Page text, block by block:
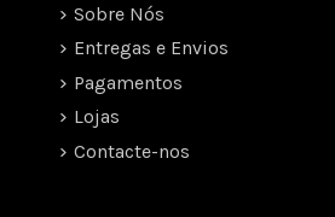
Sobre Nós
Entregas e Envios
Pagamentos
Lojas
Contacte-nos